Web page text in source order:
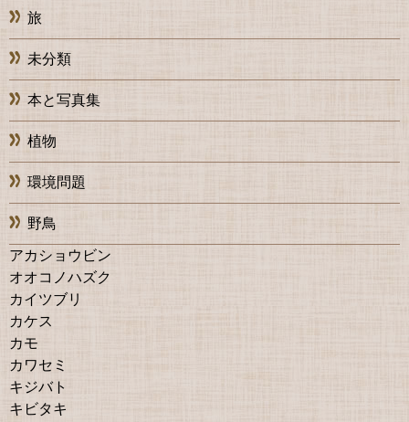
旅
未分類
本と写真集
植物
環境問題
野鳥
アカショウビン
オオコノハズク
カイツブリ
カケス
カモ
カワセミ
キジバト
キビタキ